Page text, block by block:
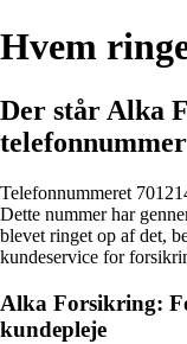
Hvem
Der står Alka
Telefonnummeret
Dette nummer har
blevet ringet op af det,
kundeservice for
Alka Forsikring:
kundepleje